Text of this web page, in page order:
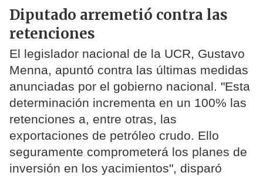
Diputado arremetió contra las
retenciones
El legislador nacional de la UCR, Gustavo
Menna, apuntó contra las últimas medidas
anunciadas por el gobierno nacional. "Esta
determinación incrementa en un 100% las
retenciones a, entre otras, las
exportaciones de petróleo crudo. Ello
seguramente comprometerá los planes de
inversión en los yacimientos", disparó